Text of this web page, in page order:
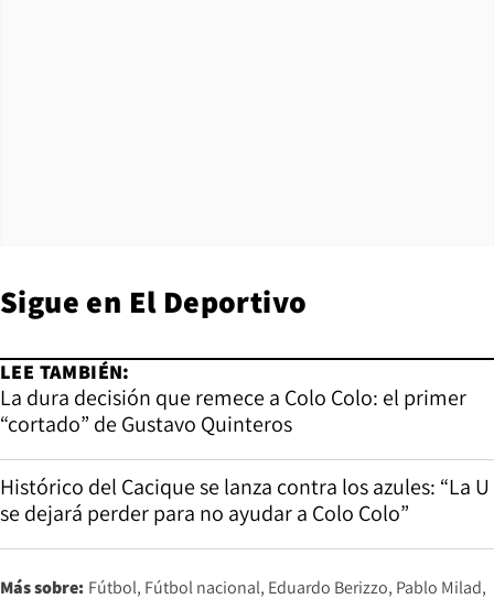
Sigue en El Deportivo
LEE TAMBIÉN:
La dura decisión que remece a Colo Colo: el primer
“cortado” de Gustavo Quinteros
Histórico del Cacique se lanza contra los azules: “La U
se dejará perder para no ayudar a Colo Colo”
Más sobre: Fútbol Fútbol nacional Eduardo Berizzo Pablo Milad